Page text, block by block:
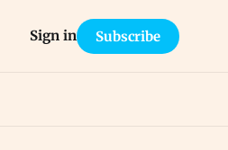
Sign in Subscribe